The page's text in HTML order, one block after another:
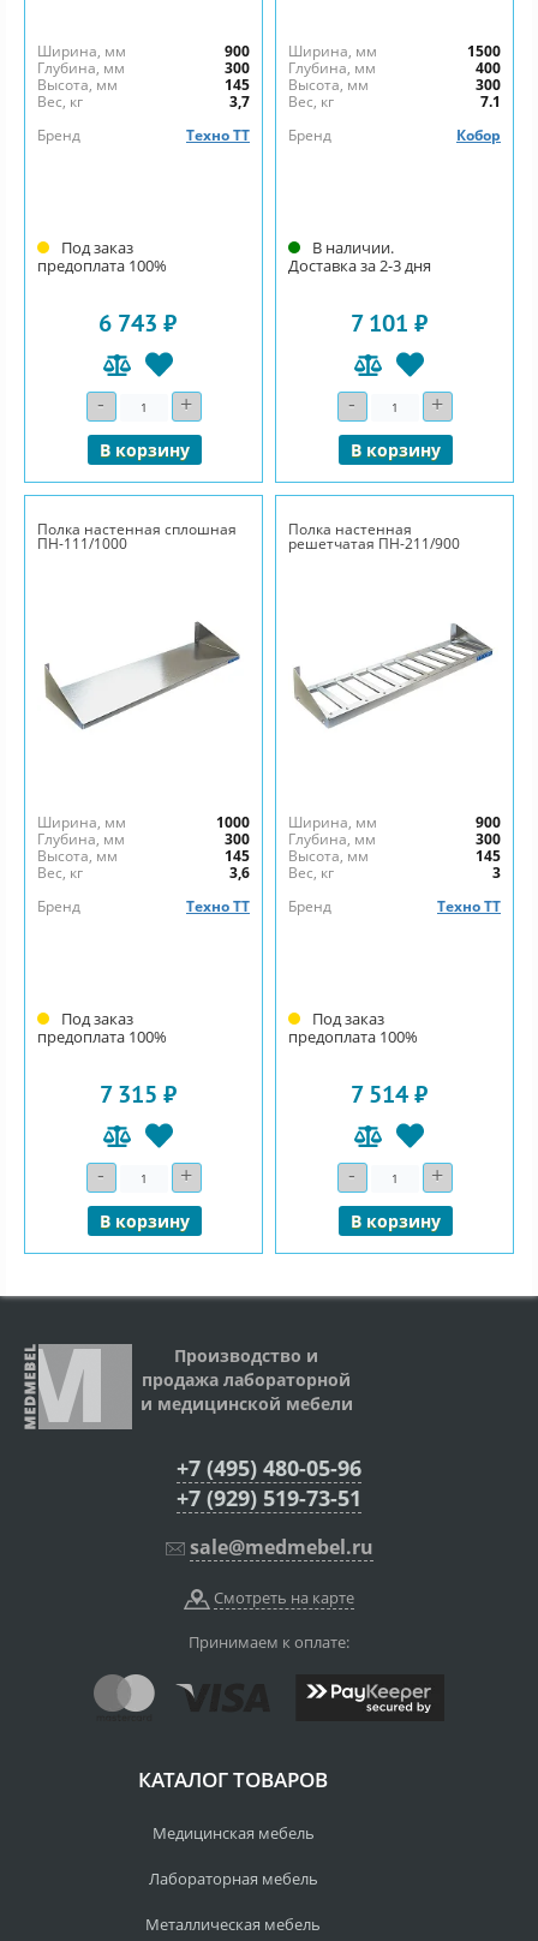
Ширина, мм
900
Глубина, мм
300
Высота, мм
145
Вес, кг
3,7
Бренд
Техно ТТ
Под заказ
предоплата 100%
6 743 ₽
- Количество+
В корзину
Ширина, мм
1500
Глубина, мм
400
Высота, мм
300
Вес, кг
7.1
Бренд
Кобор
В наличии.
Доставка за 2-3 дня
7 101 ₽
- Количество+
В корзину
Полка настенная сплошная
ПН-111/1000
Ширина, мм
1000
Глубина, мм
300
Высота, мм
145
Вес, кг
3,6
Бренд
Техно ТТ
Под заказ
предоплата 100%
7 315 ₽
- Количество+
В корзину
Полка настенная
решетчатая ПН-211/900
Ширина, мм
900
Глубина, мм
300
Высота, мм
145
Вес, кг
3
Бренд
Техно ТТ
Под заказ
предоплата 100%
7 514 ₽
- Количество+
В корзину
Производство и
продажа лабораторной
и медицинской мебели
+7 (495) 480-05-96
+7 (929) 519-73-51
sale@medmebel.ru
Смотреть на карте
Принимаем к оплате:
КАТАЛОГ ТОВАРОВ
Медицинская мебель
Лабораторная мебель
Металлическая мебель